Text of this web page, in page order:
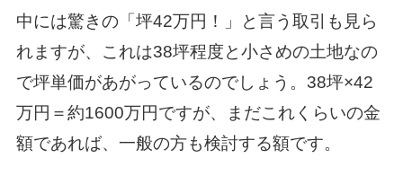
中には驚きの「坪42万円！」と言う取引も見ら
れますが、これは38坪程度と小さめの土地なの
で坪単価があがっているのでしょう。38坪×42
万円＝約1600万円ですが、まだこれくらいの金
額であれば、一般の方も検討する額です。